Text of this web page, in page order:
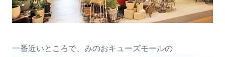
一番近いところで、みのおキューズモールの